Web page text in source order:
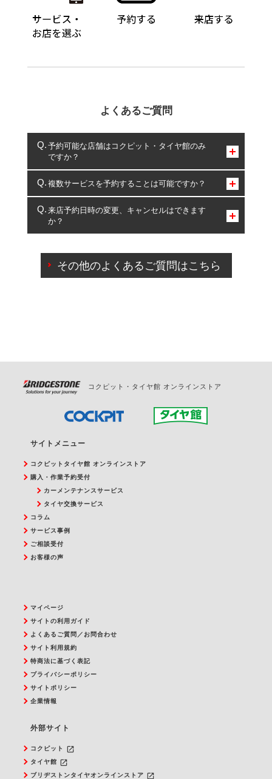
よくあるご質問
予約可能な店舗はコクピット・タイヤ館のみ
ですか？
コクピット・タイヤ館のみとなります。
複数サービスを予約することは可能ですか？
複数サービスのご予約は可能です。
一部の商品・サービスの組み合わせに限り、同時にご予約が
出来ないものもございます。
来店予約日時の変更、キャンセルはできます
か？
ご来店予約日の3営業日前を過ぎている場合のご予約
の日時変更につきましては、直接ご予約の店舗まで
その他のよくあるご質問はこちら
コクピット・タイヤ館 オンラインストア
サイトメニュー
コクピットタイヤ館 オンラインストア
購入・作業予約受付
カーメンテナンスサービス
タイヤ交換サービス
コラム
サービス事例
ご相談受付
お客様の声
マイページ
サイトの利用ガイド
よくあるご質問／お問合わせ
サイト利用規約
特商法に基づく表記
プライバシーポリシー
サイトポリシー
企業情報
外部サイト
コクピット launch
タイヤ館 launch
ブリヂストンタイヤオンラインストア launch